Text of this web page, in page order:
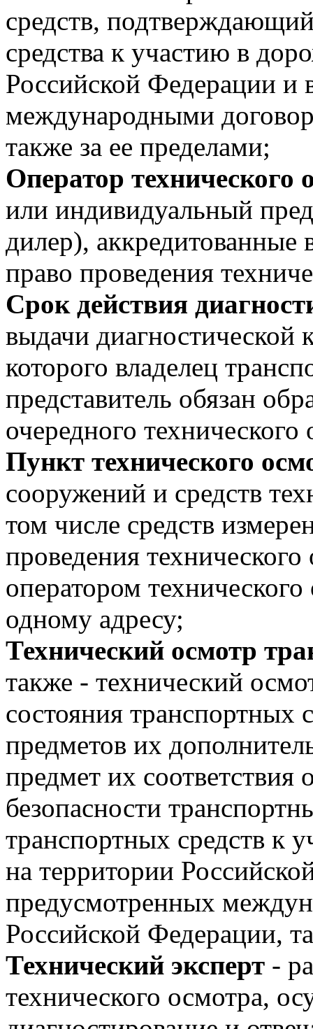
средств,
средства к участию в
Российской Федерации и
международными
также за ее пределами;
Оператор технического
или индивидуальный
дилер), аккредитованные
право проведения
Срок действия
выдачи диагностической
которого владелец
представитель обязан
очередного технического
Пункт технического
сооружений и средств
том числе средств
проведения
оператором
одному адресу;
Технический осмотр
также - технический
состояния транспортных
предметов их
предмет их соответствия
безопасности
транспортных средств к
на территории
предусмотренных
Российской Федерации,
Технический эксперт -
технического осмотра,